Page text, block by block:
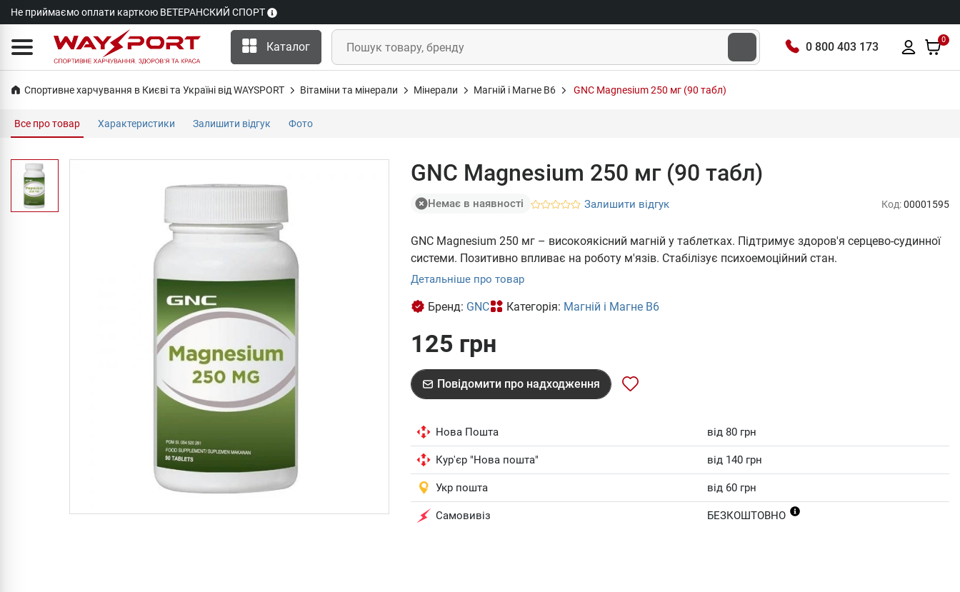
Не приймаємо оплати карткою ВЕТЕРАНСКИЙ СПОРТ
Каталог 0 800 403 173
0
Спортивне харчування в Києві та Україні від WAYSPORT Вітаміни та мінерали Мінерали Магній і Магне В6 GNC Magnesium 250 мг (90 табл)
Все про товар Характеристики Залишити відгук Фото
GNC Magnesium 250 мг (90 табл)
Немає в наявності Залишити відгук Код:00001595
GNC Magnesium 250 мг – високоякісний магній у таблетках. Підтримує здоров'я серцево-судинної
системи. Позитивно впливає на роботу м'язів. Стабілізує психоемоційний стан.
Детальніше про товар
Бренд: GNC Категорія: Магній і Магне В6
125 грн
Повідомити про надходження
Нова Пошта від 80 грн
Кур'єр "Нова пошта" від 140 грн
Укр пошта від 60 грн
Самовивіз БЕЗКОШТОВНО